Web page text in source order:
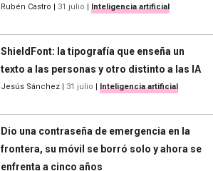
Rubén Castro | 31 julio | Inteligencia artificial
ShieldFont: la tipografía que enseña un
texto a las personas y otro distinto a las IA
Jesús Sánchez | 31 julio | Inteligencia artificial
Dio una contraseña de emergencia en la
frontera, su móvil se borró solo y ahora se
enfrenta a cinco años